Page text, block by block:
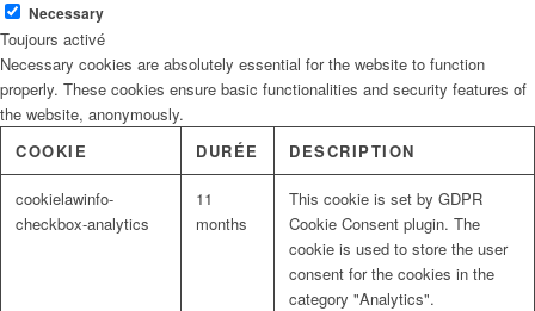
Necessary
Toujours activé
Necessary cookies are absolutely essential for the website to function
properly. These cookies ensure basic functionalities and security features of
the website, anonymously.
COOKIE
DURÉE DESCRIPTION
cookielawinfo-
checkbox-analytics
11
months
This cookie is set by GDPR
Cookie Consent plugin. The
cookie is used to store the user
consent for the cookies in the
category "Analytics".